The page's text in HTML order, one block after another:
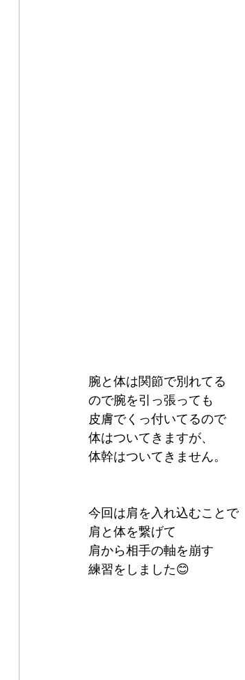
腕と体は関節で別れてる
ので腕を引っ張っても
皮膚でくっ付いてるので
体はついてきますが、
体幹はついてきません。
今回は肩を入れ込むことで
肩と体を繋げて
肩から相手の軸を崩す
練習をしました😊